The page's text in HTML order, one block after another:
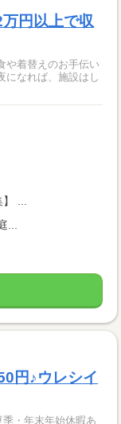
円以上で収
になれば、施設はし
】 ...
...
円♪ウレシイ
・年末年始休暇あ